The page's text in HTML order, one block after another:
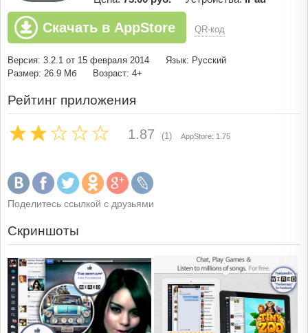
Скачать в AppStore QR-код
Версия: 3.2.1 от 15 февраля 2014
Язык: Русский
Размер: 26.9 Мб
Возраст: 4+
Рейтинг приложения
1.87 (1) AppStore: 1.75
Поделитесь ссылкой с друзьями
Скриншоты